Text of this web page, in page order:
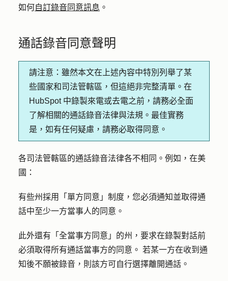
如何自訂錄音同意訊息 。
通話錄音同意聲明
請注意： 雖然本文在上述內容中特別列舉了某
些國家和司法管轄區，但這絕非完整清單。在
HubSpot 中錄製來電或去電之前，請務必全面
了解相關的通話錄音法律與法規。最佳實務
是，如有任何疑慮，請務必取得同意。
各司法管轄區的通話錄音法律各不相同。 例如，在美
國：
有些州採用「單方同意」制度，您必須通知並取得通
話中至少一方當事人的同意。
此外還有「全當事方同意」的州，要求在錄製對話前
必須取得所有通話當事方的同意。 若某一方在收到通
知後不願被錄音，則該方可自行選擇離開通話。